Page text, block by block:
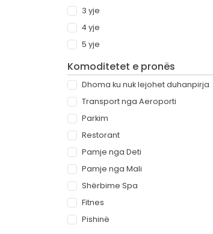
3 yje
4 yje
5 yje
Komoditetet e pronës
Dhoma ku nuk lejohet duhanpirja
Transport nga Aeroporti
Parkim
Restorant
Pamje nga Deti
Pamje nga Mali
Shërbime Spa
Fitnes
Pishinë